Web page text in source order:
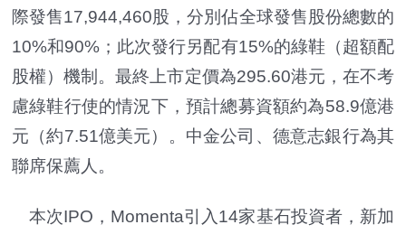
際發售17,944,460股，分別佔全球發售股份總數的
10%和90%；此次發行另配有15%的綠鞋（超額配
股權）機制。最終上市定價為295.60港元，在不考
慮綠鞋行使的情況下，預計總募資額約為58.9億港
元（約7.51億美元）。中金公司、德意志銀行為其
聯席保薦人。
本次IPO，Momenta引入14家基石投資者，新加